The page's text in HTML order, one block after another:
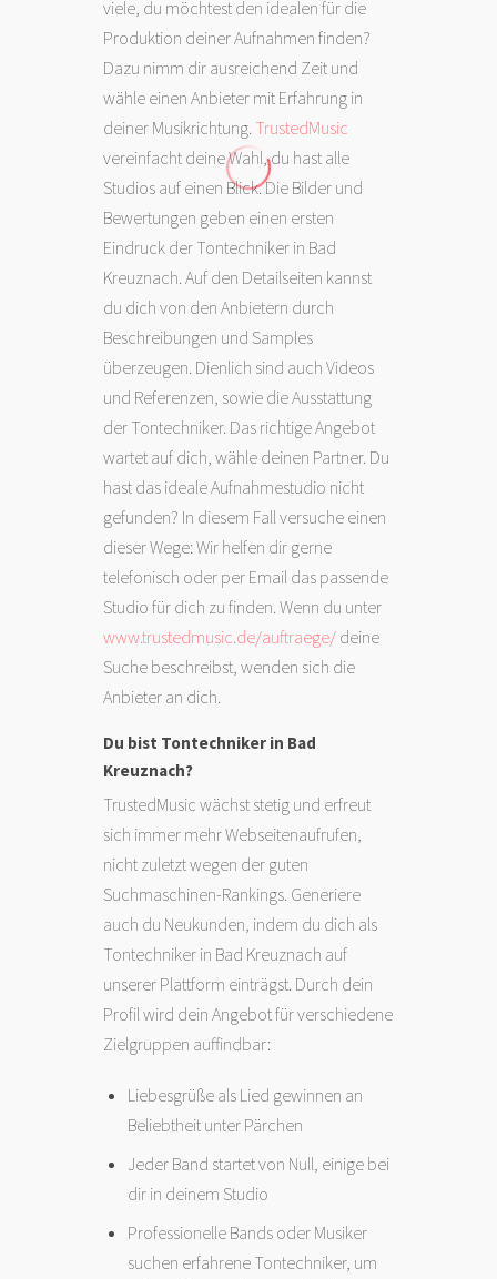
viele, du möchtest den idealen für die
Produktion deiner Aufnahmen finden?
Dazu nimm dir ausreichend Zeit und
wähle einen Anbieter mit Erfahrung in
deiner Musikrichtung. TrustedMusic
vereinfacht deine Wahl, du hast alle
Studios auf einen Blick. Die Bilder und
Bewertungen geben einen ersten
Eindruck der Tontechniker in Bad
Kreuznach. Auf den Detailseiten kannst
du dich von den Anbietern durch
Beschreibungen und Samples
überzeugen. Dienlich sind auch Videos
und Referenzen, sowie die Ausstattung
der Tontechniker. Das richtige Angebot
wartet auf dich, wähle deinen Partner. Du
hast das ideale Aufnahmestudio nicht
gefunden? In diesem Fall versuche einen
dieser Wege: Wir helfen dir gerne
telefonisch oder per Email das passende
Studio für dich zu finden. Wenn du unter
www.trustedmusic.de/auftraege/ deine
Suche beschreibst, wenden sich die
Anbieter an dich.
Du bist Tontechniker in Bad
Kreuznach?
TrustedMusic wächst stetig und erfreut
sich immer mehr Webseitenaufrufen,
nicht zuletzt wegen der guten
Suchmaschinen-Rankings. Generiere
auch du Neukunden, indem du dich als
Tontechniker in Bad Kreuznach auf
unserer Plattform einträgst. Durch dein
Profil wird dein Angebot für verschiedene
Zielgruppen auffindbar:
Liebesgrüße als Lied gewinnen an
Beliebtheit unter Pärchen
Jeder Band startet von Null, einige bei
dir in deinem Studio
Professionelle Bands oder Musiker
suchen erfahrene Tontechniker, um